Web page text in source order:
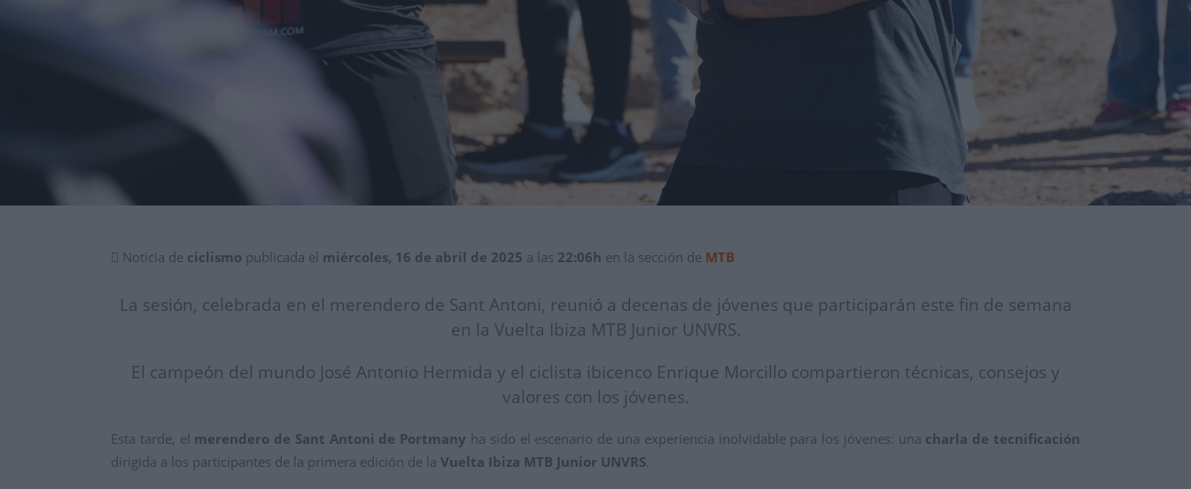
Noticia de ciclismo publicada el miércoles, 16 de abril de 2025 a las 22:06h en la sección de MTB
La sesión, celebrada en el merendero de Sant Antoni, reunió a decenas de jóvenes que participarán este fin de semana
en la Vuelta Ibiza MTB Junior UNVRS.
El campeón del mundo José Antonio Hermida y el ciclista ibicenco Enrique Morcillo compartieron técnicas, consejos y
valores con los jóvenes.
Esta tarde, el merendero de Sant Antoni de Portmany ha sido el escenario de una experiencia inolvidable para los jóvenes: una charla de tecnificación
dirigida a los participantes de la primera edición de la Vuelta Ibiza MTB Junior UNVRS.